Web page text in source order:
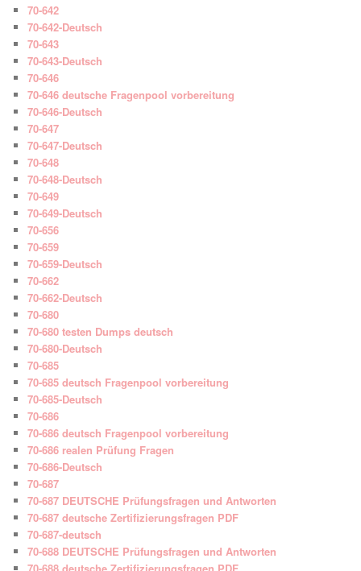
70-642
70-642-Deutsch
70-643
70-643-Deutsch
70-646
70-646 deutsche Fragenpool vorbereitung
70-646-Deutsch
70-647
70-647-Deutsch
70-648
70-648-Deutsch
70-649
70-649-Deutsch
70-656
70-659
70-659-Deutsch
70-662
70-662-Deutsch
70-680
70-680 testen Dumps deutsch
70-680-Deutsch
70-685
70-685 deutsch Fragenpool vorbereitung
70-685-Deutsch
70-686
70-686 deutsch Fragenpool vorbereitung
70-686 realen Prüfung Fragen
70-686-Deutsch
70-687
70-687 DEUTSCHE Prüfungsfragen und Antworten
70-687 deutsche Zertifizierungsfragen PDF
70-687-deutsch
70-688 DEUTSCHE Prüfungsfragen und Antworten